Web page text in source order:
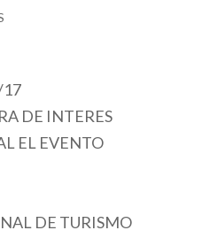
17
DE INTERES
EL EVENTO
DE TURISMO